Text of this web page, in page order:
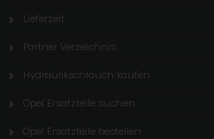
Lieferzeit
Partner Verzeichnis
Hydraulikschlauch kaufen
Opel Ersatzteile suchen
Opel Ersatzteile bestellen